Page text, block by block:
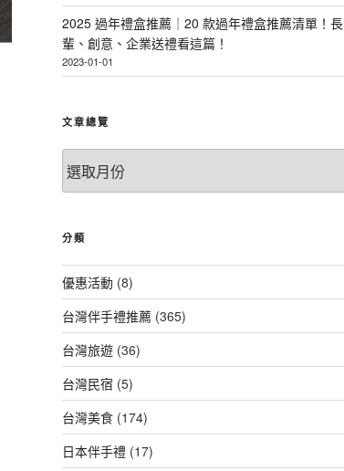
2025 過年禮盒推薦｜20 款過年禮盒推薦清單！長
輩、創意、企業送禮看這篇！
2023-01-01
文章總覽
章
總
分類
優惠活動(8)
台灣伴手禮推薦(365)
台灣旅遊(36)
台灣民宿 (5)
台灣美食(174)
日本伴手禮(17)